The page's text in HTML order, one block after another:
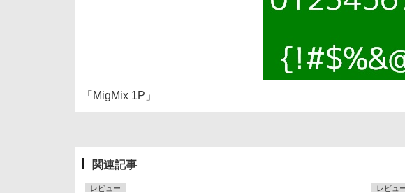
「MigMix 1P」
関連記事
レビュー レビュ